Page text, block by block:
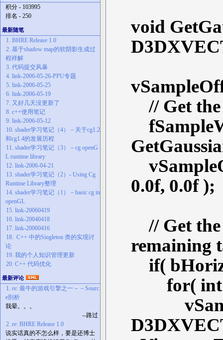
积分 - 103995
排名 - 250
最新随笔
1. BHRE Release 1.0
2. 基于shadow map的软阴影生成过
程祥解
3. 代码提交风暴
4. link-2006-05-26-PPU专题
5. link-2006-05-25
6. link-2006-05-19
7. 又好几天没更新了
8. c++使用笔记
9. link-2006-05-12
10. shader学习笔记（4）－关于cg1.2
和cg1.4的发展历程
11. shader学习笔记（3）－cg openG
L runtime library
12. link-2006-04-21
13. shader学习笔记（2）- Using Cg
Runtime Library整理
14. shader学习笔记（1）－basic cg in
openGL
15. link-20060419
16. link-20040418
17. link-20060416
18. C++ 中的Singleton 类的实现讨
论
19. 我的个人知识管理更新
20. C++ 代码优化
最新评论
1. re: 最牛的游戏引擎之一－－Sourc
e剖析
我晕。。。
--路过
2. re: BHRE Release 1.0
说实话真的不怎么样，要是还博士
void
// Get the
0.0f, 0.0f );
// Get the
remaining
if(
for( int i